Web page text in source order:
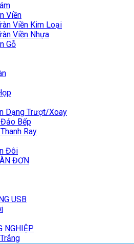
Viền
Viền Kim Loại
Viền Nhựa
Gỗ
Dạng Trượt/Xoay
Bếp
Ray
Đôi
ĐƠN
USB
NGHIỆP